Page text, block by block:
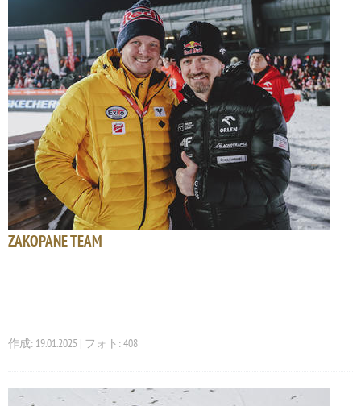
ZAKOPANE TEAM
作成: 19.01.2025 | フォト: 408